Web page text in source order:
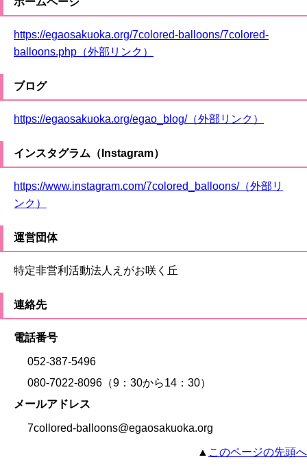
https://egaosakuoka.org/7colored-balloons/7colored-
balloons.php（外部リンク）
ブログ
https://egaosakuoka.org/egao_blog/（外部リンク）
インスタグラム（Instagram）
https://www.instagram.com/7colored_balloons/（外部リ
ンク）
運営団体
特定非営利活動法人えがお咲く丘
連絡先
電話番号
052-387-5496
080-7022-8096（9：30から14：30）
メールアドレス
7collored-balloons@egaosakuoka.org
▲ このページの先頭へ